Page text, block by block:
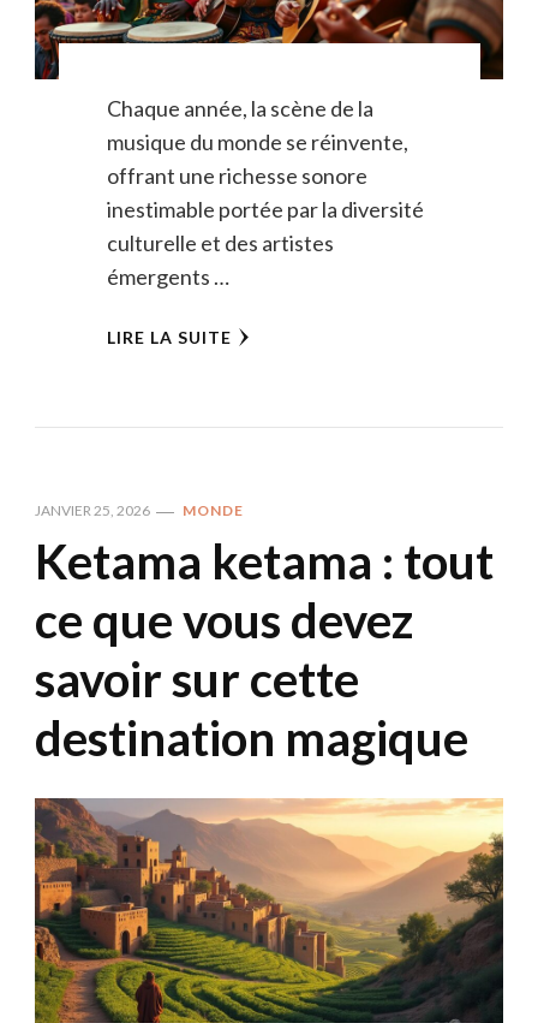
Chaque année, la scène de la
musique du monde se réinvente,
offrant une richesse sonore
inestimable portée par la diversité
culturelle et des artistes
émergents …
LIRE LA SUITE
JANVIER 25, 2026 MONDE
Ketama ketama : tout
ce que vous devez
savoir sur cette
destination magique